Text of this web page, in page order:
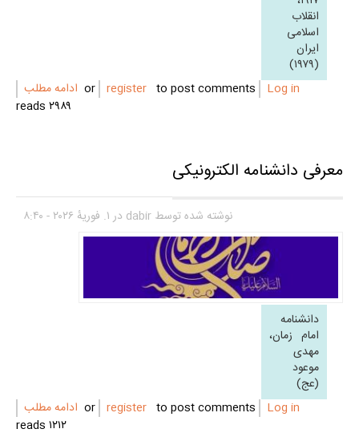
انقلاب
اسلامی
ایران
ادامه مطلب
Log in
register
to post comments
۲۹۸۹ reads
معرفی دانشنامه الکترونیکی
نوشته شده توسطdabirدر ۱. فوریهٔ ۲۰۲۶ - ۸:۴۰
دانشنامه
امام زمان،
مهدی
موعود
(عج)
ادامه مطلب
Log in
register
to post comments
۱۲۱۲ reads